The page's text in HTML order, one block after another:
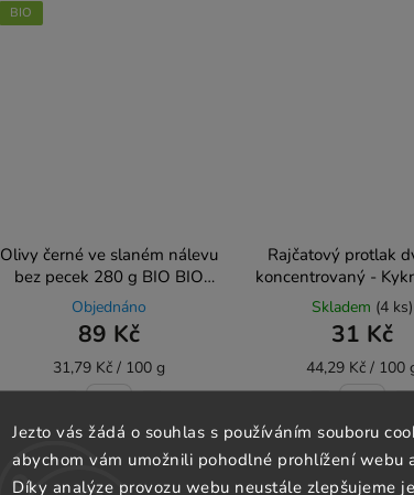
Jezto vás žádá o souhlas s používáním souboru
abychom vám umožnili pohodlné prohlížení webu
Díky analýze provozu webu neustále zlepšujeme
BIO
Olivy černé ve slaném nálevu
bez pecek 280 g BIO BIO
ORGANICA ITALIA
Objednáno
89 Kč
31,79 Kč / 100 g
Do košíku
Rajčatový protlak
koncentrovaný -
Skladem (4 ks)
31 Kč
44,29 Kč / 100
Do košíku